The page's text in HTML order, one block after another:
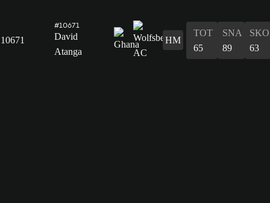
10671
#10671
David
Atanga
HM
TOT
65
SNA
89
SKO
63